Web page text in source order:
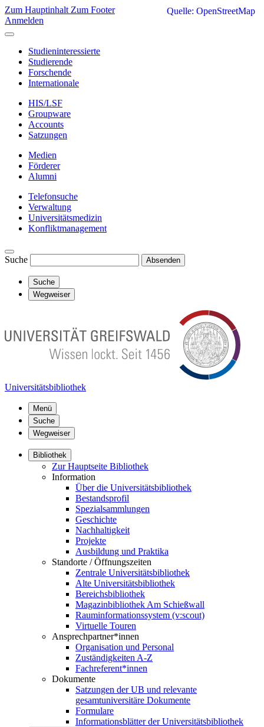
Zum Hauptinhalt Zum Footer
Anmelden
Studieninteressierte
Studierende
Forschende
Internationale
HIS/LSF
Groupware
Accounts
Satzungen
Medien
Förderer
Alumni
Telefonsuche
Verwaltung
Universitätsmedizin
Konfliktmanagement
Suche Absenden
Suche
Wegweiser
Universitätsbibliothek
Menü
Suche
Wegweiser
Bibliothek
Zur Hauptseite Bibliothek
Information
Über die Universitätsbibliothek
Bestandsprofil
Spezialsammlungen
Geschichte
Nachhaltigkeit
Projekte
Ausbildung und Praktika
Standorte / Öffnungszeiten
Zentrale Universitätsbibliothek
Alte Universitätsbibliothek
Bereichsbibliothek
Magazinbibliothek Am Schießwall
Rauminformationssystem (v:scout)
Virtuelle Touren
Ansprechpartner*innen
Organisation und Personal
Zuständigkeiten A-Z
Fachreferent*innen
Dokumente
Satzungen der UB und relevante
gesamtuniversitäre Dokumente
Formulare
Informationsblätter der Universitätsbibliothek
Quelle: OpenStreetMap